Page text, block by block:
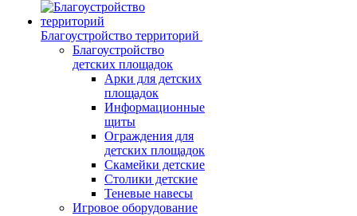
Благоустройство территорий
Благоустройство
детских площадок
Арки для детских
площадок
Информационные
щиты
Ограждения для
детских площадок
Скамейки детские
Столики детские
Теневые навесы
Игровое оборудование